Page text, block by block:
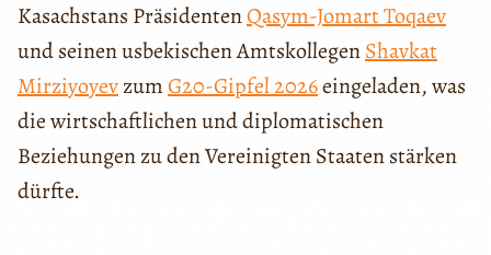
Kasachstans PräsidentenQasym-Jomart Toqaev
und seinen usbekischen AmtskollegenShavkat
MirziyoyevzumG20-Gipfel 2026eingeladen, was
die wirtschaftlichen und diplomatischen
Beziehungen zu den Vereinigten Staaten stärken
dürfte.